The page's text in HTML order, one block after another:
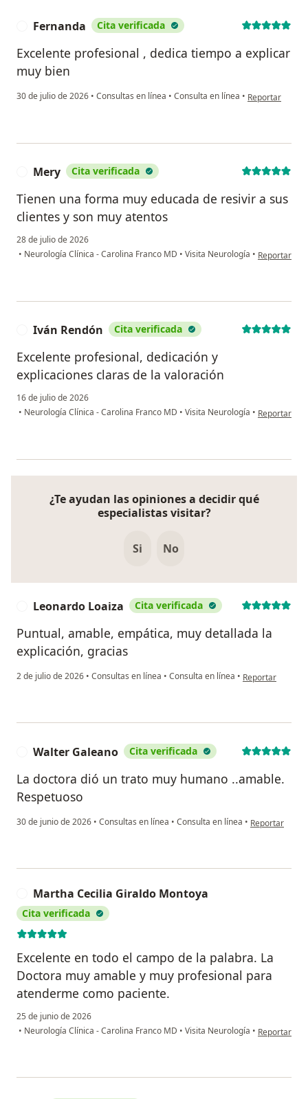
Fernanda Cita verificada
Excelente profesional , dedica tiempo a explicar
muy bien
30 de julio de 2026 • Consultas en línea • Consulta en línea • en opinión del
Reportar
Mery Cita verificada
Tienen una forma muy educada de resivir a sus
clientes y son muy atentos
28 de julio de 2026
• Neurología Clínica - Carolina Franco MD • Visita Neurología • en opinión
Reportar
Iván Rendón Cita verificada
Excelente profesional, dedicación y
explicaciones claras de la valoración
16 de julio de 2026
• Neurología Clínica - Carolina Franco MD • Visita Neurología • en opinión
Reportar
¿Te ayudan las opiniones a decidir qué
especialistas visitar?
Si No
Leonardo Loaiza Cita verificada
Puntual, amable, empática, muy detallada la
explicación, gracias
2 de julio de 2026 • Consultas en línea • Consulta en línea • en opinión del
Reportar
Walter Galeano Cita verificada
La doctora dió un trato muy humano ..amable.
Respetuoso
30 de junio de 2026 • Consultas en línea • Consulta en línea • en opinión del
Reportar
Martha Cecilia Giraldo Montoya
Cita verificada
Excelente en todo el campo de la palabra. La
Doctora muy amable y muy profesional para
atenderme como paciente.
25 de junio de 2026
• Neurología Clínica - Carolina Franco MD • Visita Neurología • en opinión
Reportar